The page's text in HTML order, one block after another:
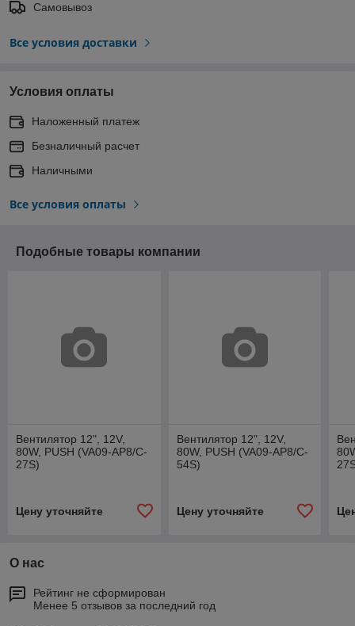
Самовывоз
Все условия доставки
Условия оплаты
Наложенный платеж
Безналичный расчет
Наличными
Все условия оплаты
Подобные товары компании
Вентилятор 12", 12V,
80W, PUSH (VA09-AP8/C-
27S)
Цену уточняйте
Вентилятор 12", 12V,
80W, PUSH (VA09-AP8/C-
54S)
Цену уточняйте
О нас
Рейтинг не сформирован
Менее 5 отзывов за последний год